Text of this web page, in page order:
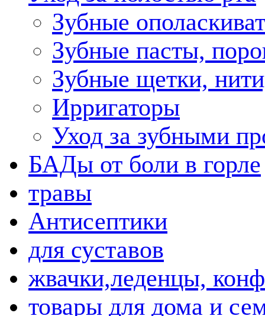
Зубные
Зубные пасты,
Зубные щетки,
Ирригаторы
Уход за зубными
БАДы от боли в горле
травы
Антисептики
для суставов
жвачки,леденцы,
товары для дома и